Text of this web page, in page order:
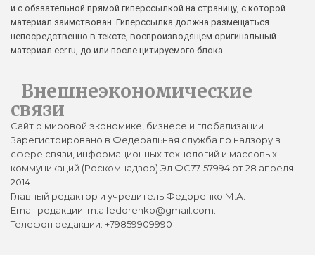
и с обязательной прямой гиперссылкой на страницу, с которой
материал заимствован. Гиперссылка должна размещаться
непосредственно в тексте, воспроизводящем оригинальный
материал eer.ru, до или после цитируемого блока.
Внешнеэкономические
связи
Сайт о мировой экономике, бизнесе и глобализации
Зарегистрировано в Федеральная служба по надзору в
сфере связи, информационных технологий и массовых
коммуникаций (Роскомнадзор) Эл ФС77-57994 от 28 апреля
2014
Главный редактор и учредитель Федоренко М.А.
Email редакции: m.a.fedorenko@gmail.com.
Телефон редакции: +79859909990